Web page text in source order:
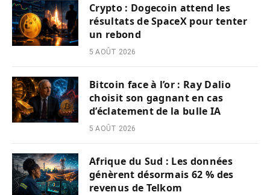
Crypto : Dogecoin attend les
résultats de SpaceX pour tenter
un rebond
5 AOÛT 2026
Bitcoin face à l’or : Ray Dalio
choisit son gagnant en cas
d’éclatement de la bulle IA
5 AOÛT 2026
Afrique du Sud : Les données
génèrent désormais 62 % des
revenus de Telkom